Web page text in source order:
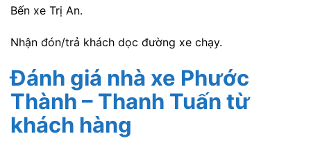
Bến xe Trị An.
Nhận đón/trả khách dọc đường xe chạy.
Đánh giá nhà xe Phước
Thành – Thanh Tuấn từ
khách hàng